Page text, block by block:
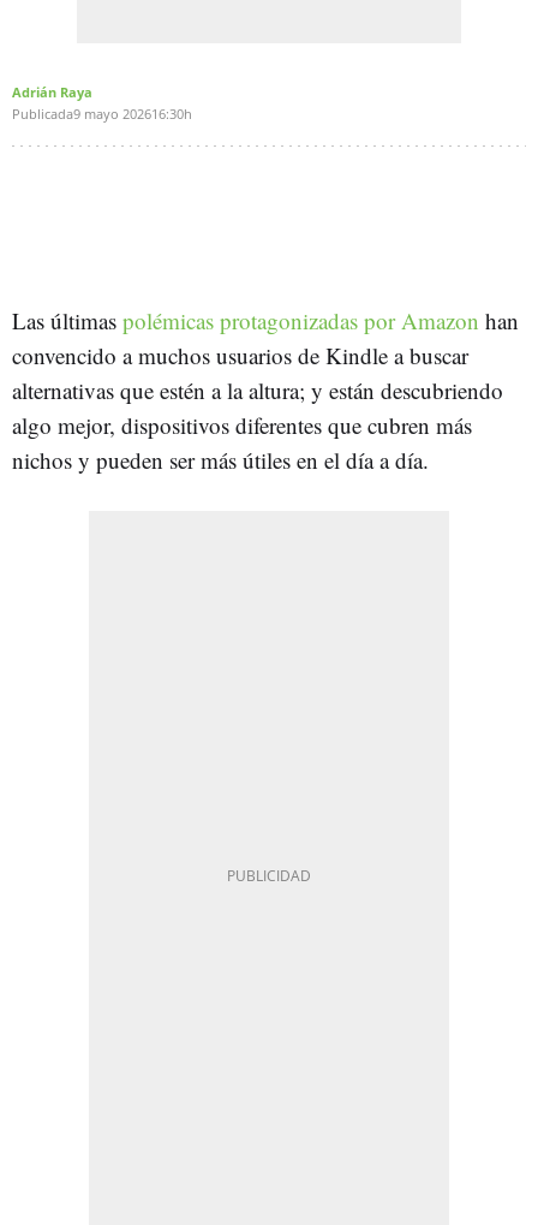
Adrián Raya
Publicada9 mayo 202616:30h
Las últimas polémicas protagonizadas por Amazon han
convencido a muchos usuarios de Kindle a buscar
alternativas que estén a la altura; y están descubriendo
algo mejor, dispositivos diferentes que cubren más
nichos y pueden ser más útiles en el día a día.